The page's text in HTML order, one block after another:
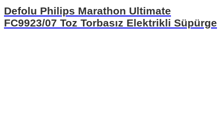
Defolu Philips Marathon Ultimate
FC9923/07 Toz Torbasız Elektrikli Süpürge